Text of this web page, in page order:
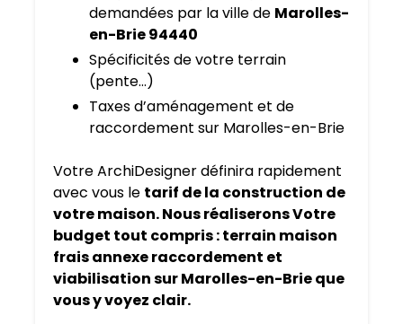
demandées par la ville de Marolles-
en-Brie 94440
Spécificités de votre terrain
(pente…)
Taxes d’aménagement et de
raccordement sur Marolles-en-Brie
Votre ArchiDesigner définira rapidement
avec vous le tarif de la construction de
votre maison. Nous réaliserons Votre
budget tout compris : terrain maison
frais annexe raccordement et
viabilisation sur Marolles-en-Brie que
vous y voyez clair.